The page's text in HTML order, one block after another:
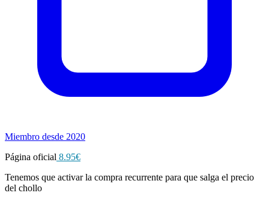
Miembro desde 2020
Página oficial 8.95€
Tenemos que activar la compra recurrente para que salga el precio
del chollo